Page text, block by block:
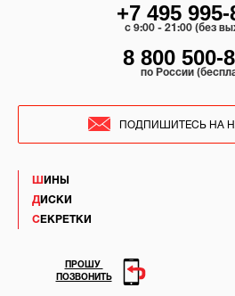
ШИНЫ
ДИСКИ
СЕКРЕТКИ
+7 495 995-
c 9:00 - 21:00 (без
8 800 500-
по России
ПОДПИШИТЕСЬ НА
ПРОШУ
ПОЗВОНИТЬ